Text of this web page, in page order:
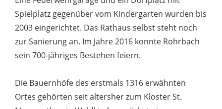
Spielplatz gegenüber vom Kindergarten wurden bis
2003 eingerichtet. Das Rathaus selbst steht noch
zur Sanierung an. Im Jahre 2016 konnte Rohrbach
sein 700-jähriges Bestehen feiern.
Die Bauernhöfe des erstmals 1316 erwähnten
Ortes gehörten seit altersher zum Kloster St.